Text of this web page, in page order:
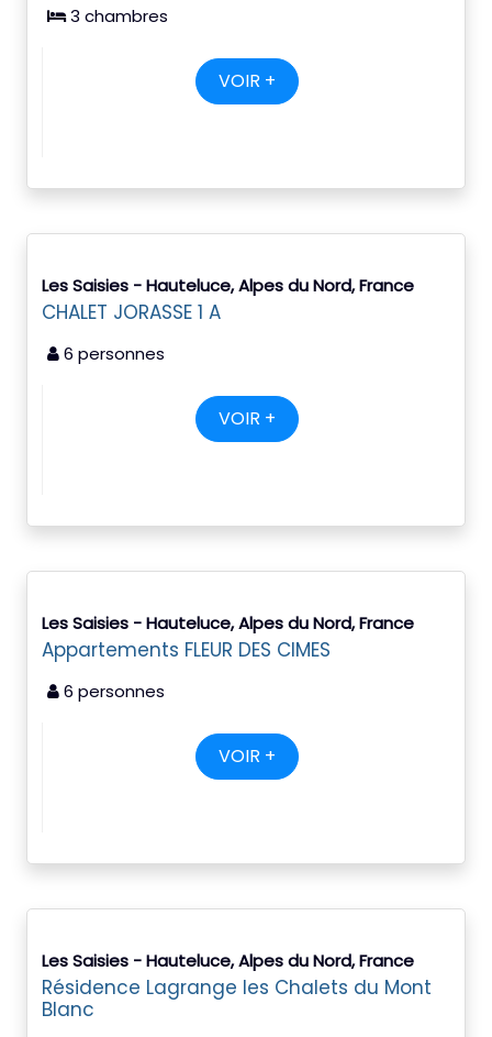
3 chambres
VOIR +
Les Saisies - Hauteluce, Alpes du Nord, France
CHALET JORASSE 1 A
6 personnes
VOIR +
Les Saisies - Hauteluce, Alpes du Nord, France
Appartements FLEUR DES CIMES
6 personnes
VOIR +
Les Saisies - Hauteluce, Alpes du Nord, France
Résidence Lagrange les Chalets du Mont
Blanc